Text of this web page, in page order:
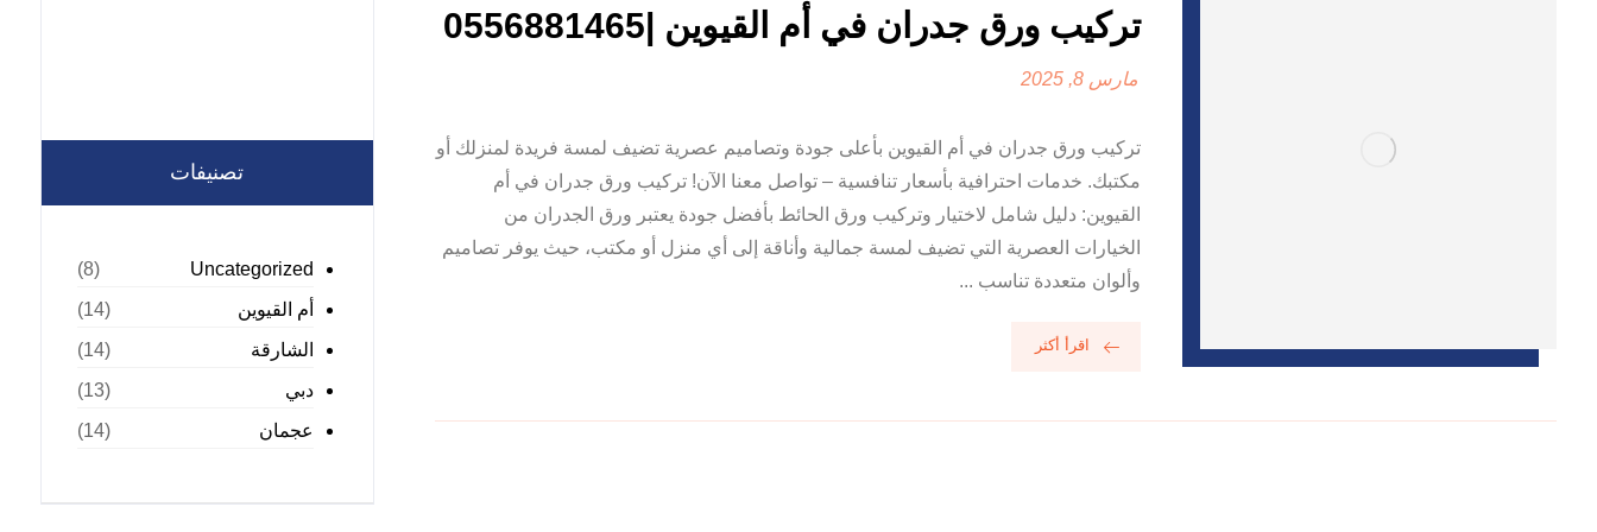
تركيب ورق جدران في أم القيوين |0556881465
مارس 8, 2025
تركيب ورق جدران في أم القيوين بأعلى جودة وتصاميم عصرية تضيف لمسة فريدة لمنزلك أو
مكتبك. خدمات احترافية بأسعار تنافسية – تواصل معنا الآن! تركيب ورق جدران في أم
القيوين: دليل شامل لاختيار وتركيب ورق الحائط بأفضل جودة يعتبر ورق الجدران من
الخيارات العصرية التي تضيف لمسة جمالية وأناقة إلى أي منزل أو مكتب، حيث يوفر تصاميم
وألوان متعددة تناسب ...
اقرأ أكثر
تصنيفات
Uncategorized
(8)
أم القيوين
(14)
الشارقة
(14)
دبي
(13)
عجمان
(14)